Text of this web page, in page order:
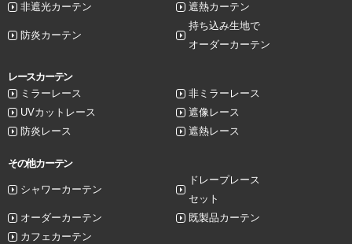
非遮光カーテン
遮熱カーテン
防炎カーテン
持ち込み生地で
オーダーカーテン
レースカーテン
ミラーレース
非ミラーレース
UVカットレース
遮像レース
防炎レース
遮熱レース
その他カーテン
シャワーカーテン
ドレープレース
セット
オーダーカーテン
既製品カーテン
カフェカーテン